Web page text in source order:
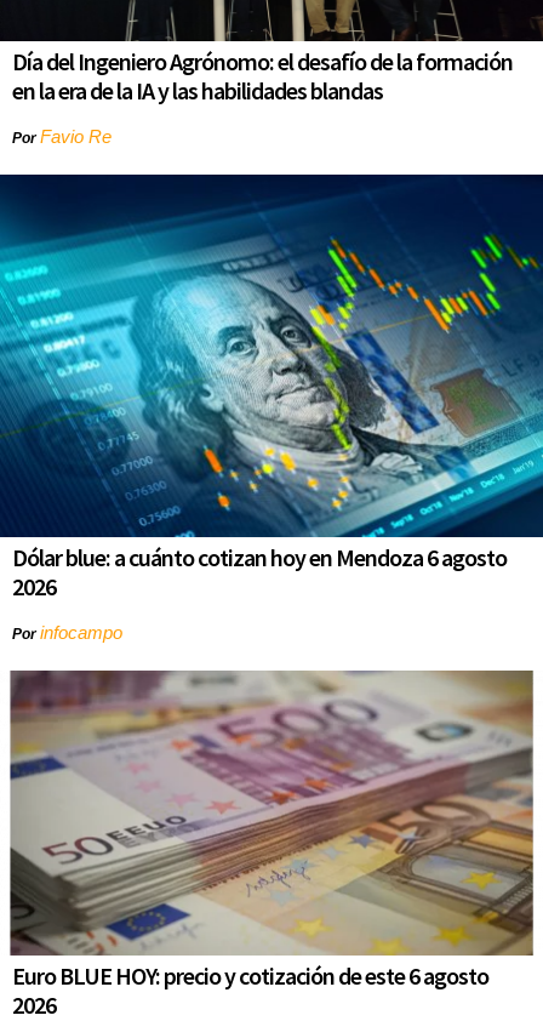
Día del Ingeniero Agrónomo: el desafío de la formación
en la era de la IA y las habilidades blandas
PorFavio Re
Dólar blue: a cuánto cotizan hoy en Mendoza 6 agosto
2026
Porinfocampo
Euro BLUE HOY: precio y cotización de este 6 agosto
2026